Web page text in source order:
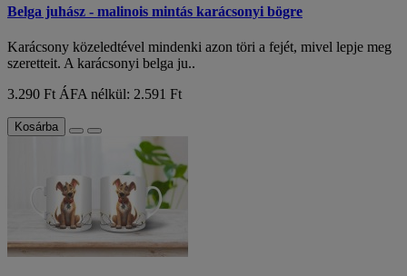
Belga juhász - malinois mintás karácsonyi bögre
Karácsony közeledtével mindenki azon töri a fejét, mivel lepje meg
szeretteit. A karácsonyi belga ju..
3.290 Ft ÁFA nélkül: 2.591 Ft
Kosárba